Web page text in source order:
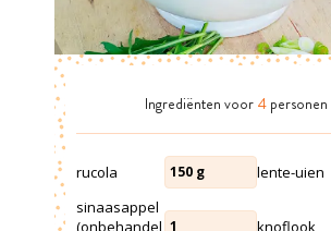
Ingrediënten voor 4 personen
rucola 150 g lente-uien
sinaasappel
(onbehandel 1 knoflook